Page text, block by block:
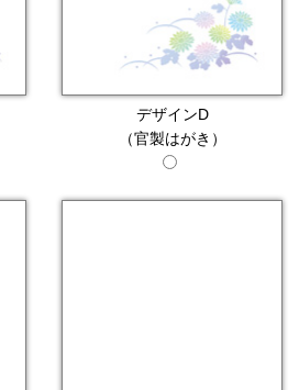
デザインD
（官製はがき）